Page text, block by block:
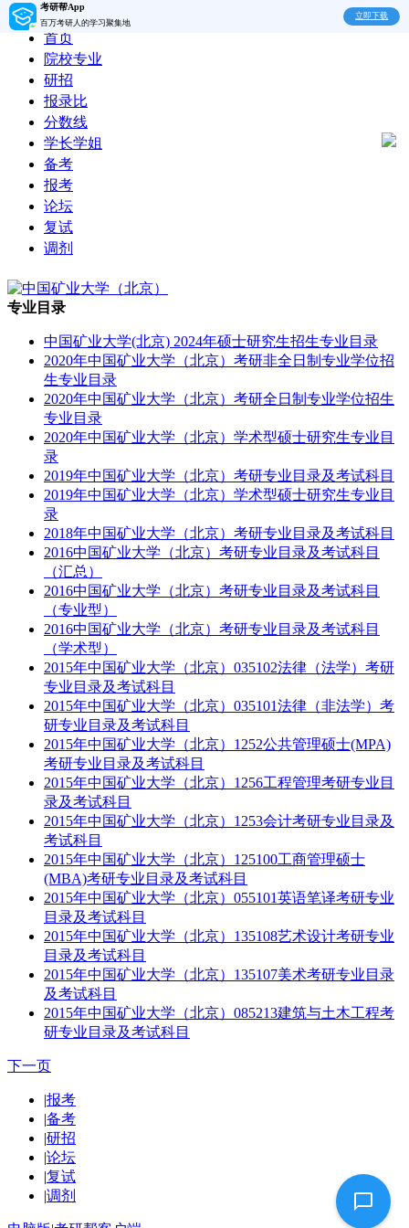
考研帮App
百万考研人的学习聚集地
立即下载
首页
院校专业
研招
报录比
分数线
学长学姐
备考
报考
论坛
复试
调剂
专业目录
中国矿业大学(北京) 2024年硕士研究生招生专业目录
2020年中国矿业大学（北京）考研非全日制专业学位招
生专业目录
2020年中国矿业大学（北京）考研全日制专业学位招生
专业目录
2020年中国矿业大学（北京）学术型硕士研究生专业目
录
2019年中国矿业大学（北京）考研专业目录及考试科目
2019年中国矿业大学（北京）学术型硕士研究生专业目
录
2018年中国矿业大学（北京）考研专业目录及考试科目
2016中国矿业大学（北京）考研专业目录及考试科目
（汇总）
2016中国矿业大学（北京）考研专业目录及考试科目
（专业型）
2016中国矿业大学（北京）考研专业目录及考试科目
（学术型）
2015年中国矿业大学（北京）035102法律（法学）考研
专业目录及考试科目
2015年中国矿业大学（北京）035101法律（非法学）考
研专业目录及考试科目
2015年中国矿业大学（北京）1252公共管理硕士(MPA)
考研专业目录及考试科目
2015年中国矿业大学（北京）1256工程管理考研专业目
录及考试科目
2015年中国矿业大学（北京）1253会计考研专业目录及
考试科目
2015年中国矿业大学（北京）125100工商管理硕士
(MBA)考研专业目录及考试科目
2015年中国矿业大学（北京）055101英语笔译考研专业
目录及考试科目
2015年中国矿业大学（北京）135108艺术设计考研专业
目录及考试科目
2015年中国矿业大学（北京）135107美术考研专业目录
及考试科目
2015年中国矿业大学（北京）085213建筑与土木工程考
研专业目录及考试科目
下一页
|报考
|备考
|研招
|论坛
|复试
|调剂